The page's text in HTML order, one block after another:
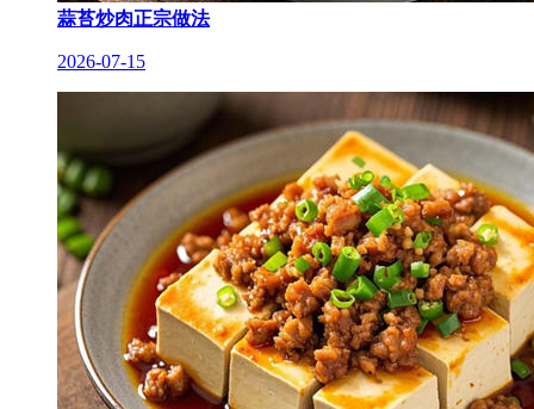
蒜苔炒肉正宗做法
2026-07-15